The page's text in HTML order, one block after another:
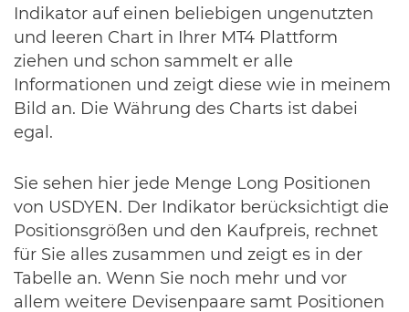
Indikator auf einen beliebigen ungenutzten
und leeren Chart in Ihrer MT4 Plattform
ziehen und schon sammelt er alle
Informationen und zeigt diese wie in meinem
Bild an. Die Währung des Charts ist dabei
egal.
Sie sehen hier jede Menge Long Positionen
von USDYEN. Der Indikator berücksichtigt die
Positionsgrößen und den Kaufpreis, rechnet
für Sie alles zusammen und zeigt es in der
Tabelle an. Wenn Sie noch mehr und vor
allem weitere Devisenpaare samt Positionen